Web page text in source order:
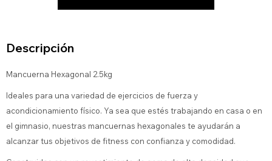
Descripción
Mancuerna Hexagonal 2.5kg
Ideales para una variedad de ejercicios de fuerza y ​​
acondicionamiento físico. Ya sea que estés trabajando en casa o en
el gimnasio, nuestras mancuernas hexagonales te ayudarán a
alcanzar tus objetivos de fitness con confianza y comodidad.